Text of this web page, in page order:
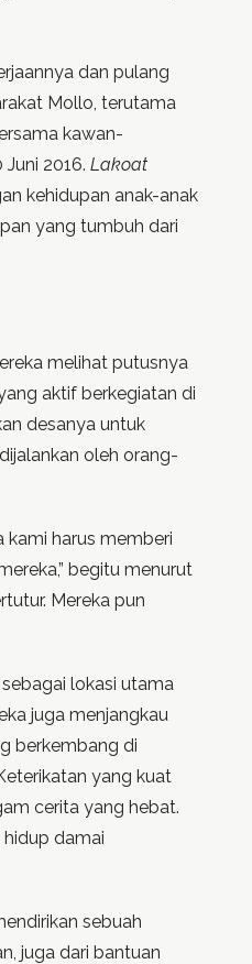
dan pulang
Mollo, terutama
kawan-
2016. Lakoat
kehidupan anak-anak
yang tumbuh dari
melihat putusnya
aktif berkegiatan di
desanya untuk
oleh orang-
kami harus memberi
begitu menurut
Mereka pun
lokasi utama
juga menjangkau
berkembang di
yang kuat
cerita yang hebat.
damai
sebuah
juga dari bantuan